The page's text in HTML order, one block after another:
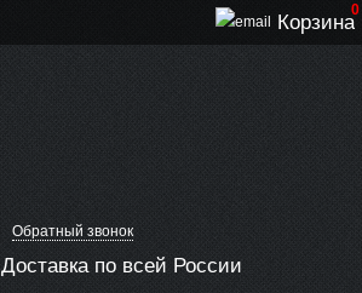
Обратный звонок
Доставка по всей России
Корзина
0